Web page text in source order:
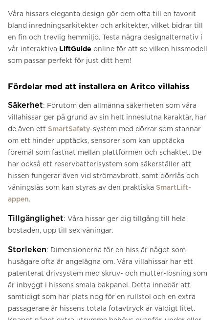
Våra hissars eleganta design gör dem ofta till en favorit
bland inredningsarkitekter och arkitekter, vilket bidrar till
en fin och trevlig hemmiljö. Testa några designalternativ i
vår interaktiva LiftGuide online för att se vilken hissmodell
som passar perfekt för just ditt hem!
Fördelar med att installera en Aritco villahiss
Säkerhet: Förutom den allmänna säkerheten som våra
villahissar ger på grund av sin helt inneslutna karaktär, har
de även ett SmartSafety-system med dörrar som stannar
om ett hinder upptäcks, sensorer som kan upptäcka
föremål som fastnat mellan plattformen och schaktet. De
har också ett reservbatterisystem som säkerställer att
hissen fungerar även vid strömavbrott, samt dörrlås och
våningslås som kan styras av den praktiska SmartLift-
appen.
Tillgänglighet: Våra hissar ger dig tillgång till hela
bostaden, upp till sex våningar.
Storleken: Dimensionerna för en hiss är något som
husägare ofta är angelägna om. Våra villahissar har ett
patenterat drivsystem med skruv- och mutter-lösning som
är inbyggt i hissens smala bakpanel. Detta innebär att
samtidigt som har plats nog för en rullstol och en extra
passagerare är hissens totala fotavtryck är väldigt litet.